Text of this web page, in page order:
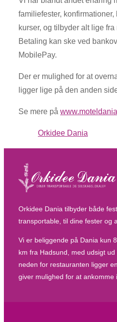
familiefester,
kurser, og tilbyder alt lige
Betaling kan ske ved
MobilePay.
Der er mulighed for at
ligger lige på den anden
Se mere på
Orkidee Dania
Orkidee Dania tilbyder både
transportable, til dine fester og
Vi er beliggende på Dania kun
km fra Hadsund, med udsigt
neden for restauranten ligger
giver mulighed for at ankomme